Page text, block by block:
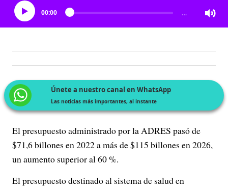
00:00 …
Únete a nuestro canal en WhatsApp
Las noticias más importantes, al instante
El presupuesto administrado por la ADRES pasó de
$71,6 billones en 2022 a más de $115 billones en 2026,
un aumento superior al 60 %.
El presupuesto destinado al sistema de salud en